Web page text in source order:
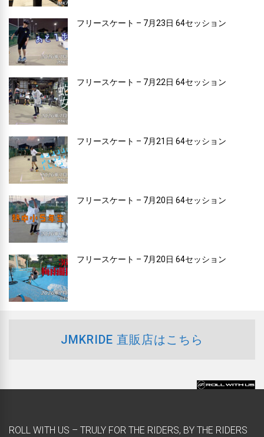
フリースケート – 7月23日 64セッション
フリースケート – 7月22日 64セッション
フリースケート – 7月21日 64セッション
フリースケート – 7月20日 64セッション
フリースケート – 7月20日 64セッション
JMKRIDE 直販店はこちら
ROLL WITH US – TRULY FOR THE RIDERS, BY THE RIDERS